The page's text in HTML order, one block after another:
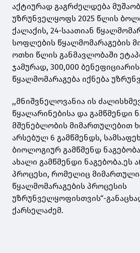
აქტიურად გაგრძელდება
უზრუნველყოფს 2025 წლის
ქალაქის, 24-საათიან
სოფლების წყალმომარაგების
ოთხი წლის განმავლობაში
ჯამურად, 300,000
წყალმომარაგება იქნება
,,მნიშვნელოვანია ის
წყალარინებისა და გამწმენდი
მშენებლობის მიმართულებით
არსებულ 6 გამწმენდს,
ბიოლოგიურ გამწმენდ
ახალი გამწმენდი ნაგებობა.ეს
პროცესი, რომელიც
წყალმომარაგების პროცესის
უზრუნველყოფისთვის“-
ქარსელაძემ.